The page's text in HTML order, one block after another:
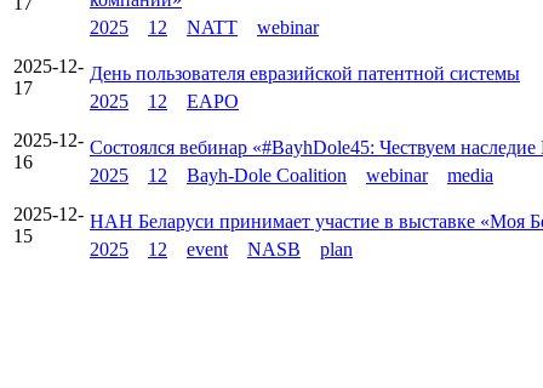
2025
12 NATT
webinar
2025-12-
17
День пользователя евразийской патентной системы
2025
12
EAPO
2025-12-
16
Состоялся вебинар «#BayhDole45: Чествуем
2025
12 Bayh-Dole Coalition webinar
media
2025-12-
15
НАН Беларуси принимает участие в выставке «Моя
2025
12 event NASB plan